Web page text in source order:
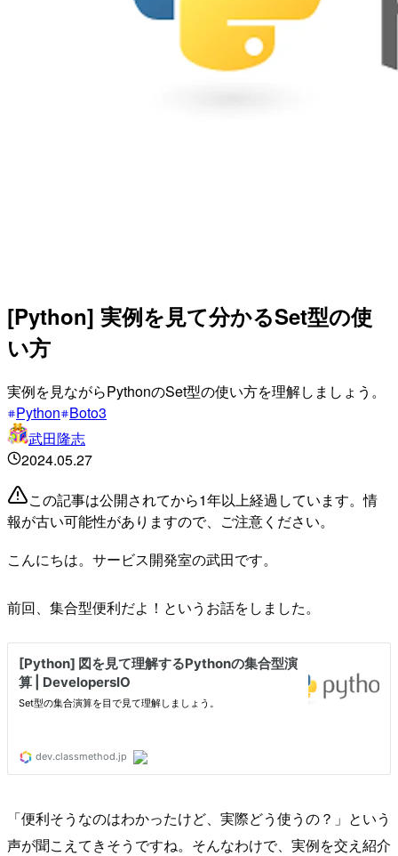
[Python] 実例を見て分かるSet型の使
い方
実例を見ながらPythonのSet型の使い方を理解しましょう。
Python Boto3
武田隆志
2024.05.27
この記事は公開されてから1年以上経過しています。情
報が古い可能性がありますので、ご注意ください。
こんにちは。サービス開発室の武田です。
前回、集合型便利だよ！というお話をしました。
「便利そうなのはわかったけど、実際どう使うの？」という
声が聞こえてきそうですね。そんなわけで、実例を交え紹介